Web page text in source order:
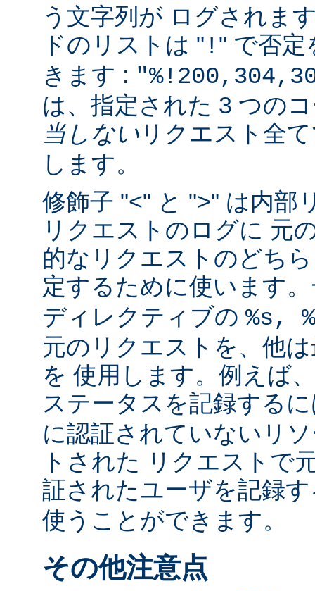
う文字列が ログされま
ドのリストは " ! " で否定
きます :
は、指定された 3 つの
当しない リクエスト全
します。
修飾子 "<" と ">" は内部
リクエストのログに 元
的なリクエストのどち
定するために使います
ディレクティブの %s,
元のリクエストを、他
を 使用します。例えば
ステータスを記録する
に認証されていないリ
トされた リクエストで
証されたユーザを記録
使うことができます。
その他注意点